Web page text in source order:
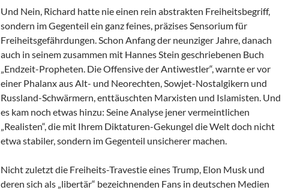
Und Nein, Richard hatte nie einen rein abstrakten Freiheitsbegriff,
sondern im Gegenteil ein ganz feines, präzises Sensorium für
Freiheitsgefährdungen. Schon Anfang der neunziger Jahre, danach
auch in seinem zusammen mit Hannes Stein geschriebenen Buch
„Endzeit-Propheten. Die Offensive der Antiwestler“, warnte er vor
einer Phalanx aus Alt- und Neorechten, Sowjet-Nostalgikern und
Russland-Schwärmern, enttäuschten Marxisten und Islamisten. Und
es kam noch etwas hinzu: Seine Analyse jener vermeintlichen
„Realisten“, die mit Ihrem Diktaturen-Gekungel die Welt doch nicht
etwa stabiler, sondern im Gegenteil unsicherer machen.
Nicht zuletzt die Freiheits-Travestie eines Trump, Elon Musk und
deren sich als „libertär“ bezeichnenden Fans in deutschen Medien